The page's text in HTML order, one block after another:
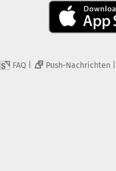
FAQ 2 Push-Nachrichten